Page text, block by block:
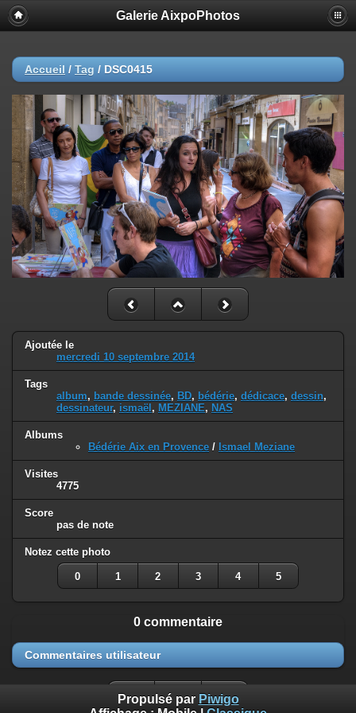
Galerie AixpoPhotos
Accueil / Tag / DSC0415
Ajoutée le
mercredi 10 septembre 2014
Tags
album, bande dessinée, BD, bédérie, dédicace, dessin,
dessinateur, ismaël , MEZIANE, NAS
Albums
Bédérie Aix en Provence / Ismael Meziane
Visites
4775
Score
pas de note
Notez cette photo
0 1 2 3 4 5
0 commentaire
Commentaires utilisateur
Propulsé par Piwigo